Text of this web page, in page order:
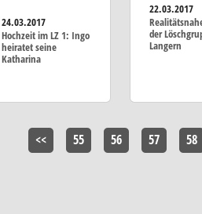
24.03.2017
Hochzeit im LZ 1: Ingo
heiratet seine
Katharina
22.03.2017
der
Langern
<< 55 56 57 58